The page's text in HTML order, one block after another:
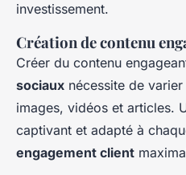
investissement.
Création de contenu
Créer du contenu
sociaux nécessite de
images, vidéos et articles.
captivant et adapté à
engagement client